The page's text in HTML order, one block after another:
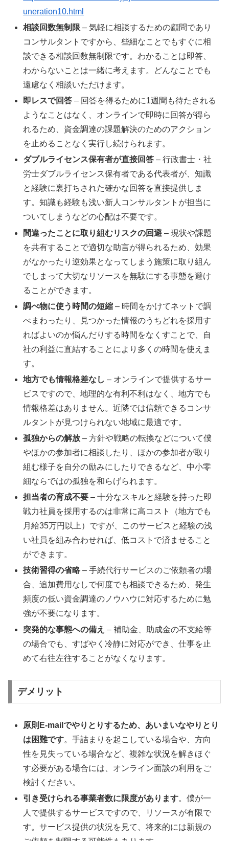
uneration10.html
相談回数無制限 – 気軽に相談するための顧問であり
コンサルタントですから、些細なことでもすぐに相
談できる相談回数無制限です。わかることは即答、
わからないことは一緒に考えます。どんなことでも
遠慮なく相談いただけます。
即レスで回答 – 回答を得るために1週間も待たされる
ようなことはなく、オンラインで即時に回答が得ら
れるため、資金調達の課題解決のためのアクション
を止めることなく実行し続けられます。
ダブルライセンス保有者が直接回答 – 行政書士・社
労士ダブルライセンス保有者である代表者が、知識
と経験に裏打ちされた確かな回答を直接提供しま
す。知識も経験も浅い新人コンサルタントが担当に
ついてしまうなどの心配は不要です。
間違ったことに取り組むリスクの回避 – 現状や課題
を共有することで適切な助言が得られるため、効果
がなかったり逆効果となってしまう施策に取り組ん
でしまって大切なリソースを無駄にする事態を避け
ることができます。
調べ物に使う時間の短縮 – 時間をかけてネットで調
べまわったり、見つかった情報のうちどれを採用す
ればよいのか悩んだりする時間をなくすことで、自
社の利益に直結することにより多くの時間を使えま
す。
地方でも情報格差なし – オンラインで提供するサー
ビスですので、地理的な有利不利はなく、地方でも
情報格差はありません。近隣では信頼できるコンサ
ルタントが見つけられない地域に最適です。
孤独からの解放 – 方針や戦略の転換などについて僕
やほかの参加者に相談したり、ほかの参加者が取り
組む様子を自分の励みにしたりできるなど、中小零
細ならではの孤独を和らげられます。
担当者の育成不要 – 十分なスキルと経験を持った即
戦力社員を採用するのは非常に高コスト（地方でも
月給35万円以上）ですが、このサービスと経験の浅
い社員を組み合わせれば、低コストで済ませること
ができます。
技術習得の省略– 手続代行サービスのご依頼者の場
合、追加費用なしで何度でも相談できるため、発生
頻度の低い資金調達のノウハウに対応するために勉
強が不要になります。
突発的な事態への備え – 補助金、助成金の不支給等
の場合でも、すばやく冷静に対応ができ、仕事を止
めて右往左往することがなくなります。
デメリット
原則E-mailでやりとりするため、あいまいなやりとり
は困難です。手詰まりを起こしている場合や、方向
性を見失っている場合など、複雑な状況を解きほぐ
す必要がある場合には、オンライン面談の利用をご
検討ください。
引き受けられる事業者数に限度があります。僕が一
人で提供するサービスですので、リソースが有限で
す。サービス提供の状況を見て、将来的には新規の